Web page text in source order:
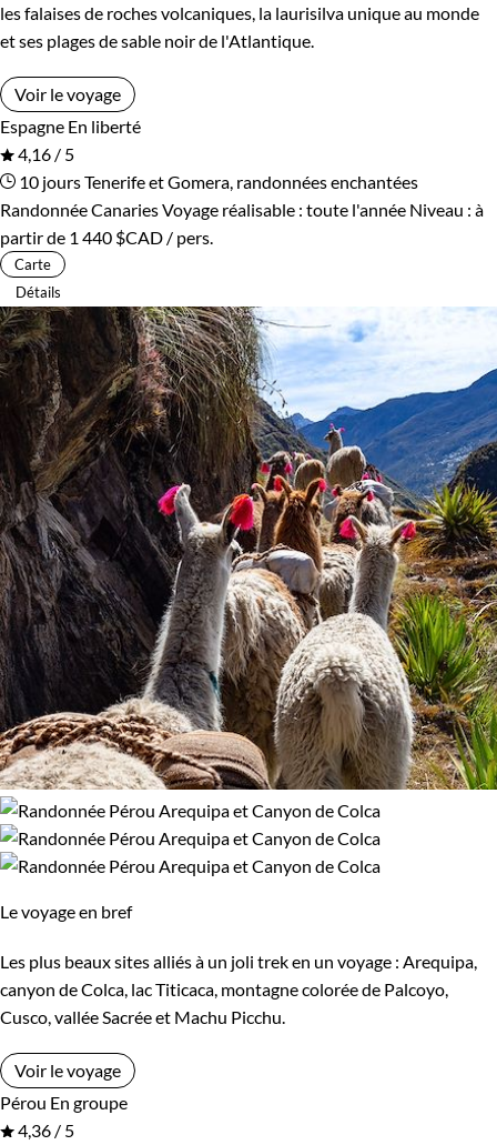
les falaises de roches volcaniques, la laurisilva unique au monde
et ses plages de sable noir de l'Atlantique.
Voir le voyage
Espagne En liberté
4,16 / 5
10 joursTenerife et Gomera, randonnées enchantées
Randonnée CanariesVoyage réalisable : toute l'année Niveau : à
partir de 1 440 $CAD / pers.
Carte
Détails
Le voyage en bref
Les plus beaux sites alliés à un joli trek en un voyage : Arequipa,
canyon de Colca, lac Titicaca, montagne colorée de Palcoyo,
Cusco, vallée Sacrée et Machu Picchu.
Voir le voyage
Pérou En groupe
4,36 / 5